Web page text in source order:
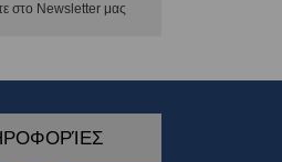
στο Νewsletter μας